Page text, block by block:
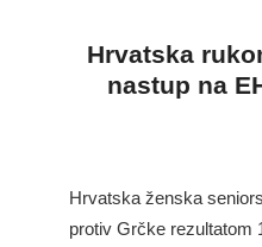
Hrvatska
nastup na
Hrvatska ženska
protiv Grčke rezultatom